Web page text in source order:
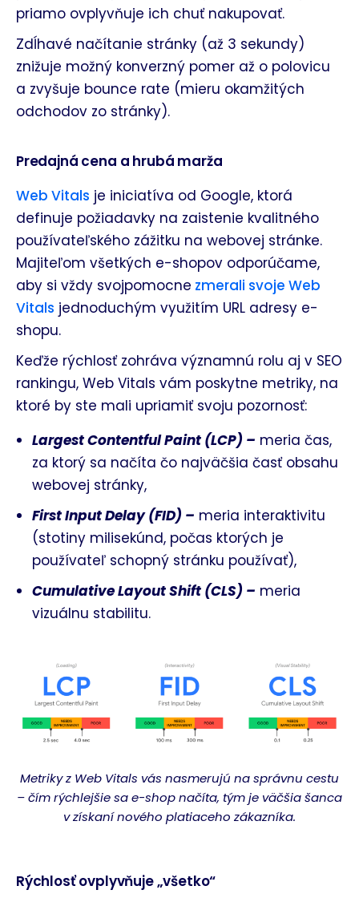
priamo ovplyvňuje ich chuť nakupovať.
Zdĺhavé načítanie stránky (až 3 sekundy)
znižuje možný konverzný pomer až o polovicu
a zvyšuje bounce rate (mieru okamžitých
odchodov zo stránky).
Predajná cena a hrubá marža
Web Vitals je iniciatíva od Google, ktorá
definuje požiadavky na zaistenie kvalitného
používateľského zážitku na webovej stránke.
Majiteľom všetkých e-shopov odporúčame,
aby si vždy svojpomocne zmerali svoje Web
Vitals jednoduchým využitím URL adresy e-
shopu.
Keďže rýchlosť zohráva významnú rolu aj v SEO
rankingu, Web Vitals vám poskytne metriky, na
ktoré by ste mali upriamiť svoju pozornosť:
Largest Contentful Paint (LCP) – meria čas,
za ktorý sa načíta čo najväčšia časť obsahu
webovej stránky,
First Input Delay (FID) – meria interaktivitu
(stotiny milisekúnd, počas ktorých je
používateľ schopný stránku používať),
Cumulative Layout Shift (CLS) – meria
vizuálnu stabilitu.
Metriky z Web Vitals vás nasmerujú na správnu cestu
– čím rýchlejšie sa e-shop načíta, tým je väčšia šanca
v získaní nového platiaceho zákazníka.
Rýchlosť ovplyvňuje „všetko“